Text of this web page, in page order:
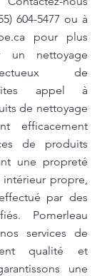
604-5477 ou à
pour plus
un nettoyage
de
appel à
de nettoyage
efficacement
de produits
une propreté
intérieur propre,
par des
Pomerleau
services de
qualité et
une